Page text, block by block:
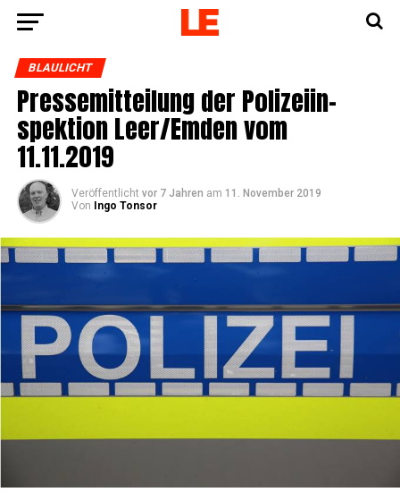
BLAULICHT
Pres­se­mit­tei­lung der Poli­zei­in­
spek­ti­on Leer/Emden vom
11.11.2019
Veröffentlicht vor 7 Jahren am 11. November 2019
Von
Ingo Tonsor